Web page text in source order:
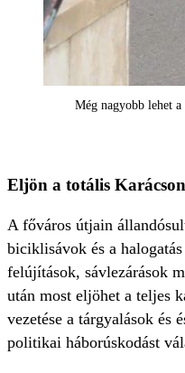
Még nagyobb lehet
Eljön a totális
A főváros útjain
biciklisávok és a
felújítások, sávlezárások
után most eljöhet a teljes
vezetése a tárgyalások és
politikai háborúskodást